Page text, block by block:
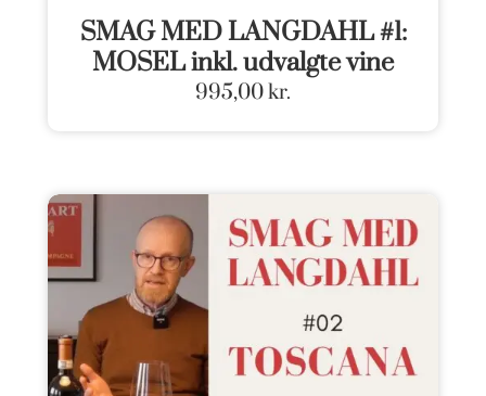
SMAG MED LANGDAHL #1:
MOSEL inkl. udvalgte vine
995,00kr.